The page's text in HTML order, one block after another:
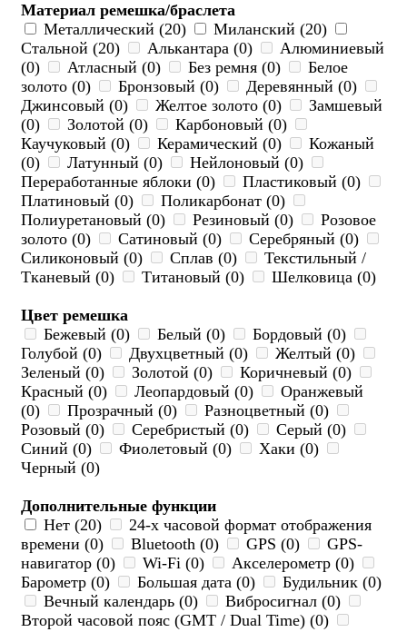
Материал ремешка/браслета
Металлический (20)
Миланский (20)
Стальной (20)
Алькантара (0)
Алюминиевый
(0)
Атласный (0) Без ремня (0)
Белое
золото (0)
Бронзовый (0)
Деревянный (0)
Джинсовый (0)
Желтое золото (0)
Замшевый
(0)
Золотой (0)
Карбоновый (0)
Каучуковый (0)
Керамический (0)
Кожаный
(0)
Латунный (0)
Нейлоновый (0)
Переработанные яблоки (0)
Пластиковый (0)
Платиновый (0)
Поликарбонат (0)
Полиуретановый (0)
Резиновый (0)
Розовое
золото (0)
Сатиновый (0)
Серебряный (0)
Силиконовый (0)
Сплав (0)
Текстильный /
Тканевый (0)
Титановый (0) Шелковица (0)
Цвет ремешка
Бежевый (0)
Белый (0)
Бордовый (0)
Голубой (0)
Двухцветный (0)
Желтый (0)
Зеленый (0)
Золотой (0)
Коричневый (0)
Красный (0)
Леопардовый (0)
Оранжевый
(0)
Прозрачный (0)
Разноцветный (0)
Розовый (0)
Серебристый (0)
Серый (0)
Синий (0)
Фиолетовый (0)
Хаки (0)
Черный (0)
Дополнительные функции
Нет (20)
24-х часовой формат отображения
времени (0)
Bluetooth (0) GPS (0)
GPS-
навигатор (0)
Wi-Fi (0)
Акселерометр (0)
Барометр (0)
Большая дата (0)
Будильник (0)
Вечный календарь (0)
Вибросигнал (0)
Второй часовой пояс (GMT / Dual Time) (0)